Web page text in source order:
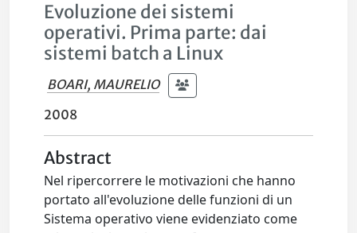
Evoluzione dei sistemi
operativi. Prima parte: dai
sistemi batch a Linux
BOARI, MAURELIO
2008
Abstract
Nel ripercorrere le motivazioni che hanno
portato all'evoluzione delle funzioni di un
Sistema operativo viene evidenziato come